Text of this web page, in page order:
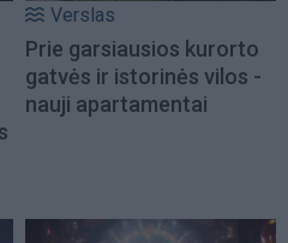
Verslas
Prie garsiausios kurorto
gatvės ir istorinės vilos -
nauji apartamentai